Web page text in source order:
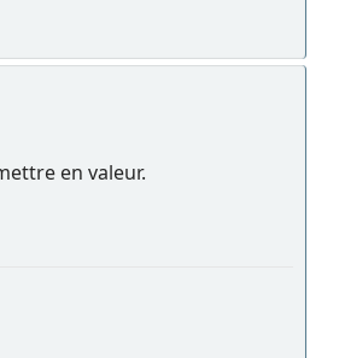
en valeur.